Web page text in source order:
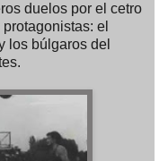
duelos por el cetro
el
los búlgaros del